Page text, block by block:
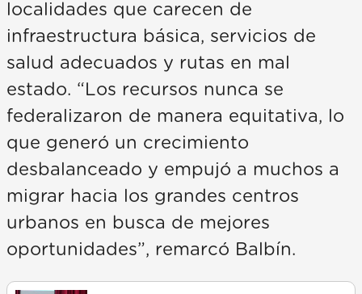
localidades que carecen de
infraestructura básica, servicios de
salud adecuados y rutas en mal
estado. “Los recursos nunca se
federalizaron de manera equitativa, lo
que generó un crecimiento
desbalanceado y empujó a muchos a
migrar hacia los grandes centros
urbanos en busca de mejores
oportunidades”, remarcó Balbín.